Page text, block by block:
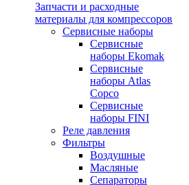
Запчасти и расходные
материалы для компрессоров
Cервисные наборы
Сервисные
наборы Ekomak
Cервисные
наборы Atlas
Copco
Сервисные
наборы FINI
Реле давления
Фильтры
Воздушные
Масляные
Сепараторы